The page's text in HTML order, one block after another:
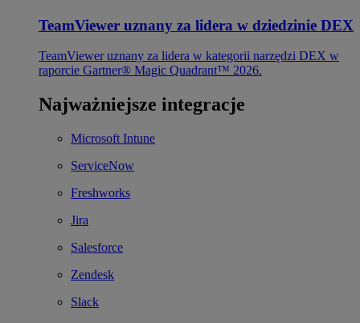
TeamViewer uznany za lidera w dziedzinie DEX
TeamViewer uznany za lidera w kategorii narzędzi DEX w
raporcie Gartner® Magic Quadrant™ 2026.
Najważniejsze integracje
Microsoft Intune
ServiceNow
Freshworks
Jira
Salesforce
Zendesk
Slack